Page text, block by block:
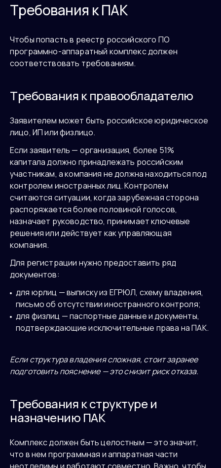
Требования к ПАК
Чтобы попасть в реестр российского ПО
программно-аппаратный комплекс должен
соответствовать требованиям.
Требования к правообладателю
Заявителем может быть российское юридическое
лицо, ИП или физлицо.
Если заявитель — организация, более 51%
капитала должно принадлежать российским
участникам, а компания не должна находиться под
контролем иностранных лиц. Контролем
считаются ситуации, когда зарубежная сторона
распоряжается более половиной голосов,
назначает руководство, принимает ключевые
решения или действует как управляющая
компания.
Для регистрации нужно предоставить ряд
документов:
для юрлиц — выписку из ЕГРЮЛ, схему владения,
письмо об отсутствии иностранного контроля;
для физлиц — паспортные данные и документы,
подтверждающие исключительные права на ПАК.
Если структура владения сложная, стоит заранее
подготовить пояснение — это снизит риск отказа.
Требования к структуре и
назначению ПАК
Комплекс должен быть целостным — это значит,
что в нем программная и аппаратная части